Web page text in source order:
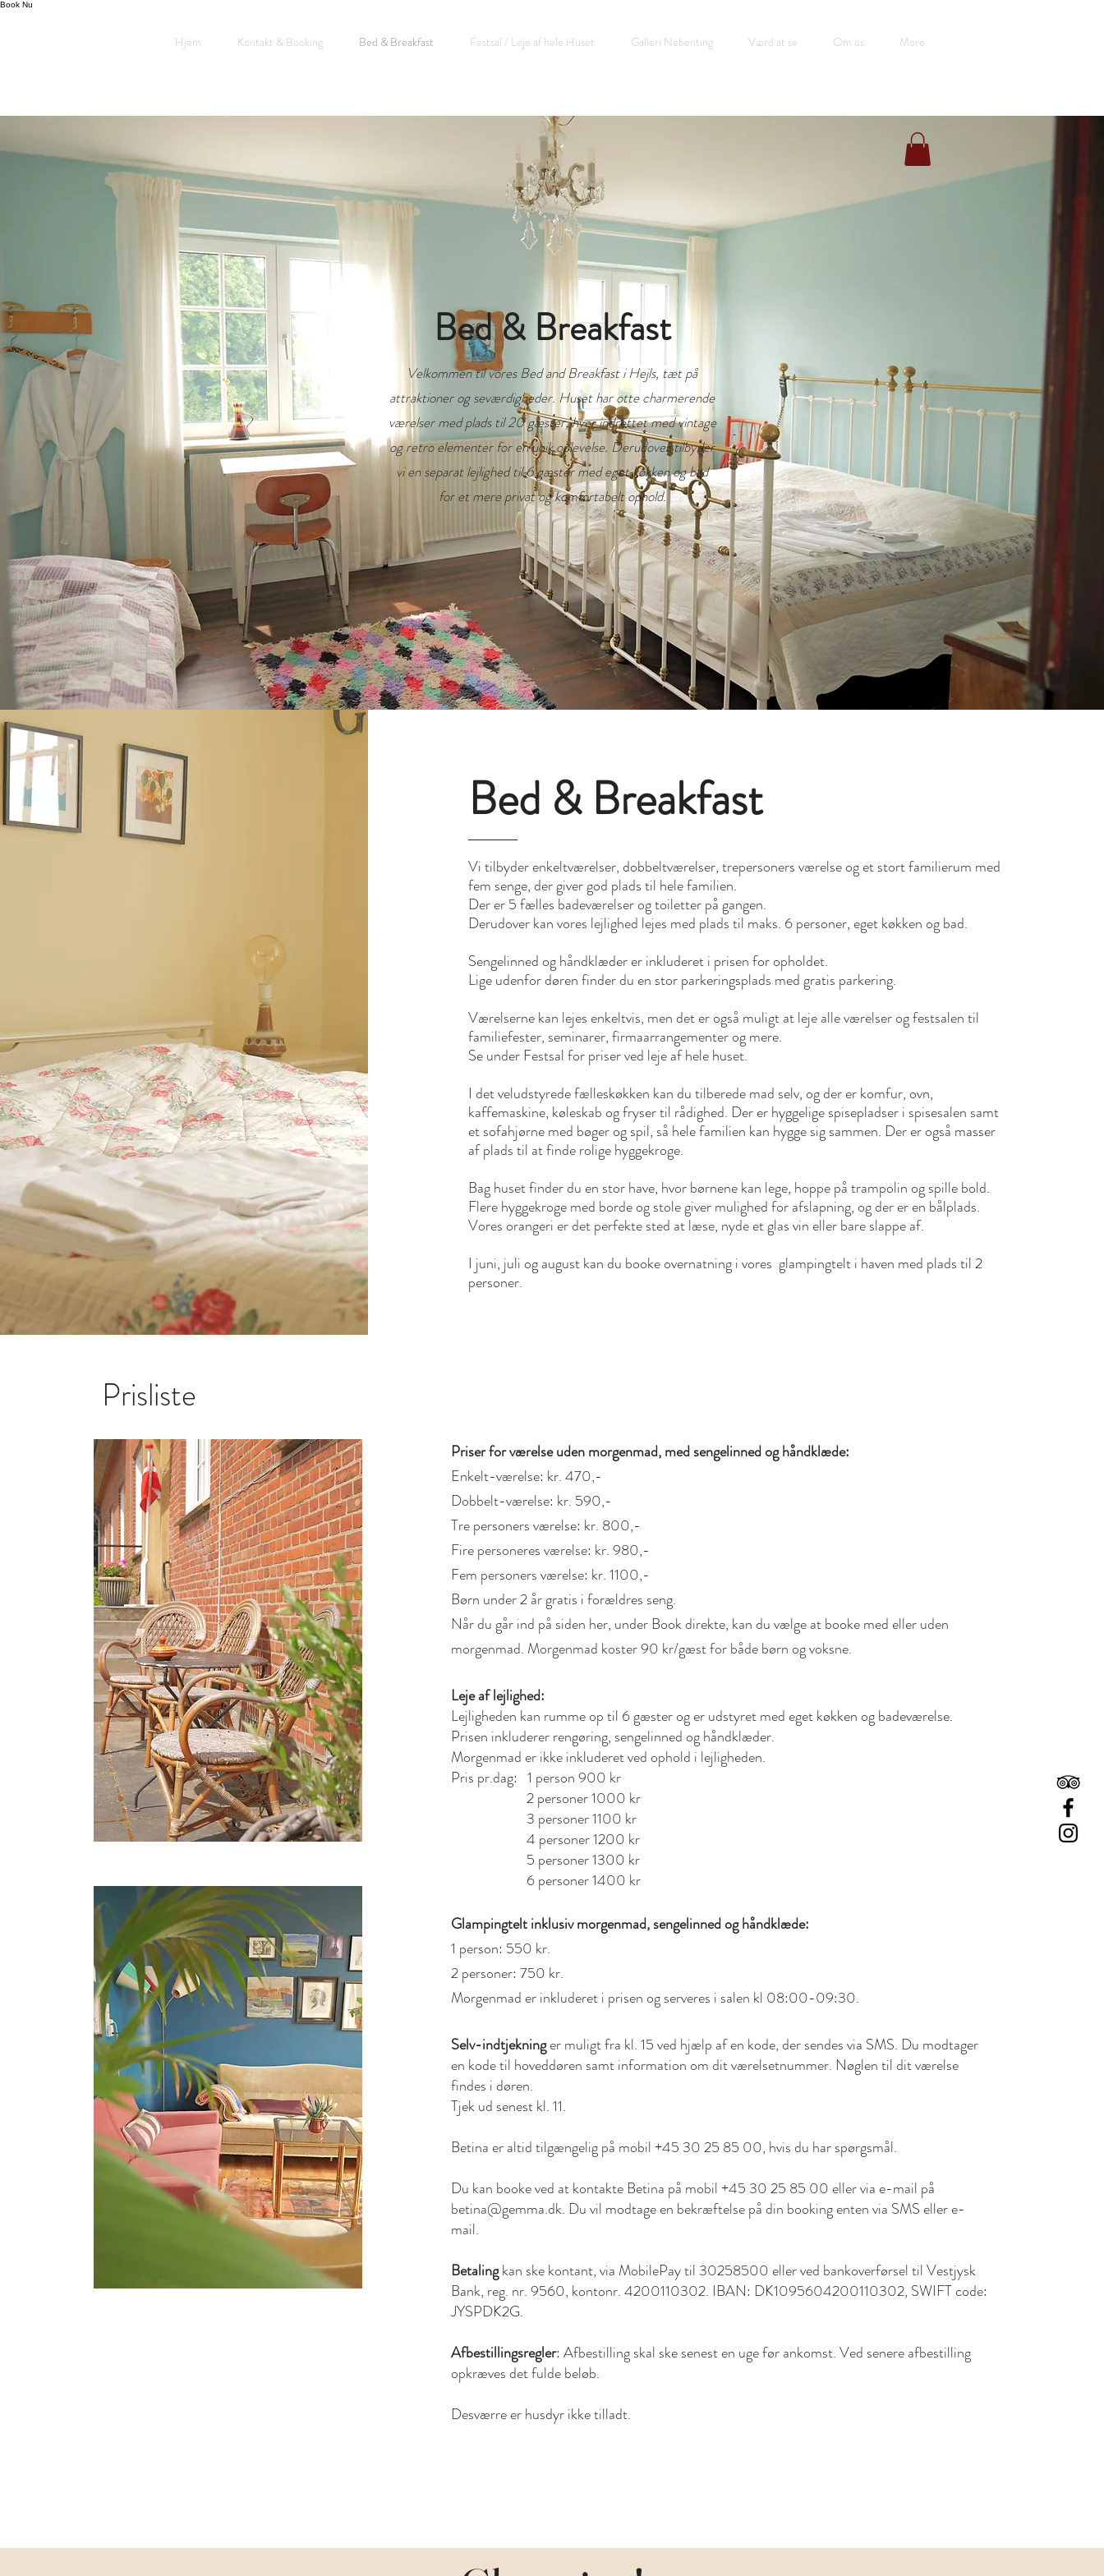
Book Nu
Hjem Kontakt & Booking Bed & Breakfast Festsal / Leje af hele Huset Galleri Nebenting Værd at se Om os More
Bed & Breakfast
Velkommen til vores Bed and Breakfast i Hejls, tæt på
attraktioner og seværdigheder. Huset har otte charmerende
værelser med plads til 20 gæster, hver indrettet med vintage
og retro elementer for en unik oplevelse. Derudover tilbyder
vi en separat lejlighed til 6 gæster med eget køkken og bad
for et mere privat og komfortabelt ophold.
Bed & Breakfast
Vi tilbyder enkeltværelser, dobbeltværelser, trepersoners værelse og et stort familierum med
fem senge, der giver god plads til hele familien.
Der er 5 fælles badeværelser og toiletter på gangen.
Derudover kan vores lejlighed lejes med plads til maks. 6 personer, eget køkken og bad.
Sengelinned og håndklæder er inkluderet i prisen for opholdet.
Lige udenfor døren finder du en stor parkeringsplads med gratis parkering.
Værelserne kan lejes enkeltvis, men det er også muligt at leje alle værelser og festsalen til
familiefester, seminarer, firmaarrangementer og mere.
Se under Festsal for priser ved leje af hele huset.
I det veludstyrede fælleskøkken kan du tilberede mad selv, og der er komfur, ovn,
kaffemaskine, køleskab og fryser til rådighed. Der er hyggelige spisepladser i spisesalen samt
et sofahjørne med bøger og spil, så hele familien kan hygge sig sammen. Der er også masser
af plads til at finde rolige hyggekroge.
Bag huset finder du en stor have, hvor børnene kan lege, hoppe på trampolin og spille bold.
Flere hyggekroge med borde og stole giver mulighed for afslapning, og der er en bålplads.
Vores orangeri er det perfekte sted at læse, nyde et glas vin eller bare slappe af.
I juni, juli og august kan du booke overnatning i vores glampingtelt i haven med plads til 2
personer.
Prisliste
Priser for værelse uden morgenmad, med sengelinned og håndklæde:
Enkelt-værelse: kr. 470,-
Dobbelt-værelse: kr. 590,-
Tre personers værelse: kr. 800,-
Fire personeres værelse: kr. 980,-
Fem personers værelse: kr. 1100,-
Børn under 2 år gratis i forældres seng.
Når du går ind på siden her, under Book direkte, kan du vælge at booke med eller uden
morgenmad. Morgenmad koster 90 kr/gæst for både børn og voksne.
Leje af lejlighed:
Lejligheden kan rumme op til 6 gæster og er udstyret med eget køkken og badeværelse.
Prisen inkluderer rengøring, sengelinned og håndklæder.
Morgenmad er ikke inkluderet ved ophold i lejligheden.
Pris pr.dag: 1 person 900 kr
2 personer 1000 kr
3 personer 1100 kr
4 personer 1200 kr
5 personer 1300 kr
6 personer 1400 kr
Glampingtelt inklusiv morgenmad, sengelinned og håndklæde:
1 person: 550 kr.
2 personer: 750 kr.​
Morgenmad er inkluderet i prisen og serveres i salen kl 08:00-09:30.​​
Selv-indtjekninger muligt fra kl. 15 ved hjælp af en kode, der sendes via SMS. Du modtager
en kode til hoveddøren samt information om dit værelsetnummer. Nøglen til dit værelse
findes i døren.​
Tjek ud senest kl. 11.​
Betina er altid tilgængelig på mobil +45 30 25 85 00, hvis du har spørgsmål.
Du kan booke ved at kontakte Betina på mobil +45 30 25 85 00 eller via e-mail på
betina@gemma.dk. Du vil modtage en bekræftelse på din booking enten via SMS eller e-
mail.
Betalingkan ske kontant, via MobilePay til 30258500 eller ved bankoverførsel til Vestjysk
Bank, reg. nr. 9560, kontonr. 4200110302. IBAN: DK1095604200110302, SWIFT code:
JYSPDK2G.
Afbestillingsregler: Afbestilling skal ske senest en uge før ankomst. Ved senere afbestilling
opkræves det fulde beløb.
Desværre er husdyr ikke tilladt.